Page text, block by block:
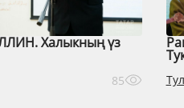
Халыкның үз
85